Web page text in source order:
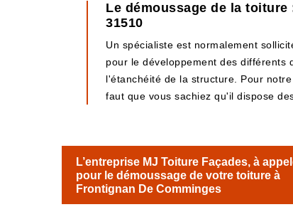
Le démoussage de la
31510
Un spécialiste est normalement
pour le développement des différents
l'étanchéité de la structure. Pour
faut que vous sachiez qu'il dispose
L’entreprise MJ Toiture Façades, à
pour le démoussage de votre toiture à
Frontignan De Comminges